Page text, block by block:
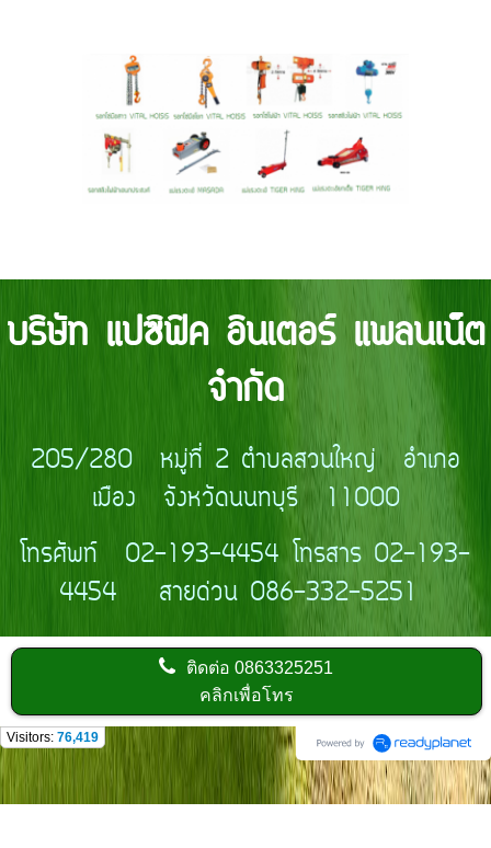
บริษัท แปซิฟิค อินเตอร์ แพลนเน็ต
จำกัด
205/280 หมู่ที่ 2 ตำบลสวนใหญ่ อำเภอ
เมือง จังหวัดนนทบุรี 11000
โทรศัพท์ 02-193-4454 โทรสาร 02-193-
4454 สายด่วน 086-332-5251
ติดต่อ0863325251
คลิกเพื่อโทร
Visitors: 76,419